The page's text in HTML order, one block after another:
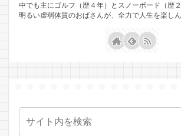
中でも主にゴルフ（歴４年）とスノーボード（歴２
明るい虚弱体質のおばさんが、全力で人生を楽しん